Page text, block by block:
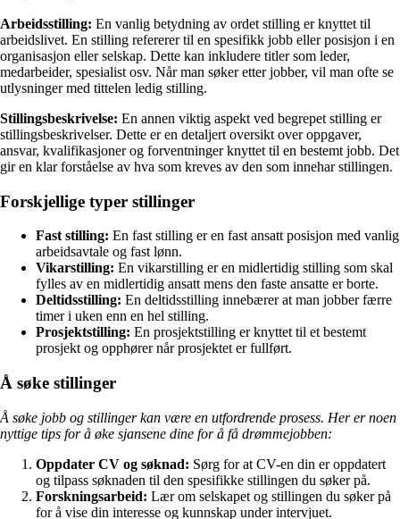
Arbeidsstilling: En vanlig betydning av ordet stilling er knyttet til
arbeidslivet. En stilling refererer til en spesifikk jobb eller posisjon i en
organisasjon eller selskap. Dette kan inkludere titler som leder,
medarbeider, spesialist osv. Når man søker etter jobber, vil man ofte se
utlysninger med tittelen ledig stilling.
Stillingsbeskrivelse: En annen viktig aspekt ved begrepet stilling er
stillingsbeskrivelser. Dette er en detaljert oversikt over oppgaver,
ansvar, kvalifikasjoner og forventninger knyttet til en bestemt jobb. Det
gir en klar forståelse av hva som kreves av den som innehar stillingen.
Forskjellige typer stillinger
Fast stilling: En fast stilling er en fast ansatt posisjon med vanlig
arbeidsavtale og fast lønn.
Vikarstilling: En vikarstilling er en midlertidig stilling som skal
fylles av en midlertidig ansatt mens den faste ansatte er borte.
Deltidsstilling: En deltidsstilling innebærer at man jobber færre
timer i uken enn en hel stilling.
Prosjektstilling: En prosjektstilling er knyttet til et bestemt
prosjekt og opphører når prosjektet er fullført.
Å søke stillinger
Å søke jobb og stillinger kan være en utfordrende prosess. Her er noen
nyttige tips for å øke sjansene dine for å få drømmejobben:
Oppdater CV og søknad: Sørg for at CV-en din er oppdatert
og tilpass søknaden til den spesifikke stillingen du søker på.
Forskningsarbeid: Lær om selskapet og stillingen du søker på
for å vise din interesse og kunnskap under intervjuet.